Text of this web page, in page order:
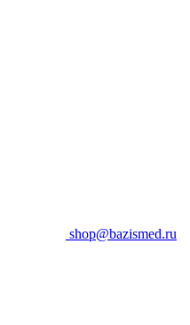
shop@bazismed.ru